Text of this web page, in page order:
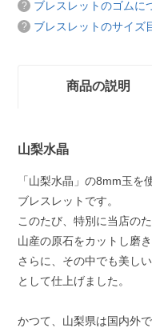
ブレスレットのゴムに
ブレスレットのサイズ
商品の説明
山梨水晶
「山梨水晶」の8mm玉を
ブレスレットです。
このたび、特別に当店の
山産の原石をカットし磨
さらに、その中でも美し
として仕上げました。
かつて、山梨県は国内外